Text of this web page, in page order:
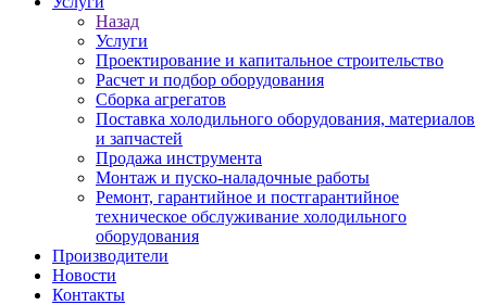
Назад
Услуги
Проектирование и капитальное строительство
Расчет и подбор оборудования
Сборка агрегатов
Поставка холодильного оборудования, материалов
и запчастей
Продажа инструмента
Монтаж и пуско-наладочные работы
Ремонт, гарантийное и постгарантийное
техническое обслуживание холодильного
оборудования
Производители
Новости
Контакты